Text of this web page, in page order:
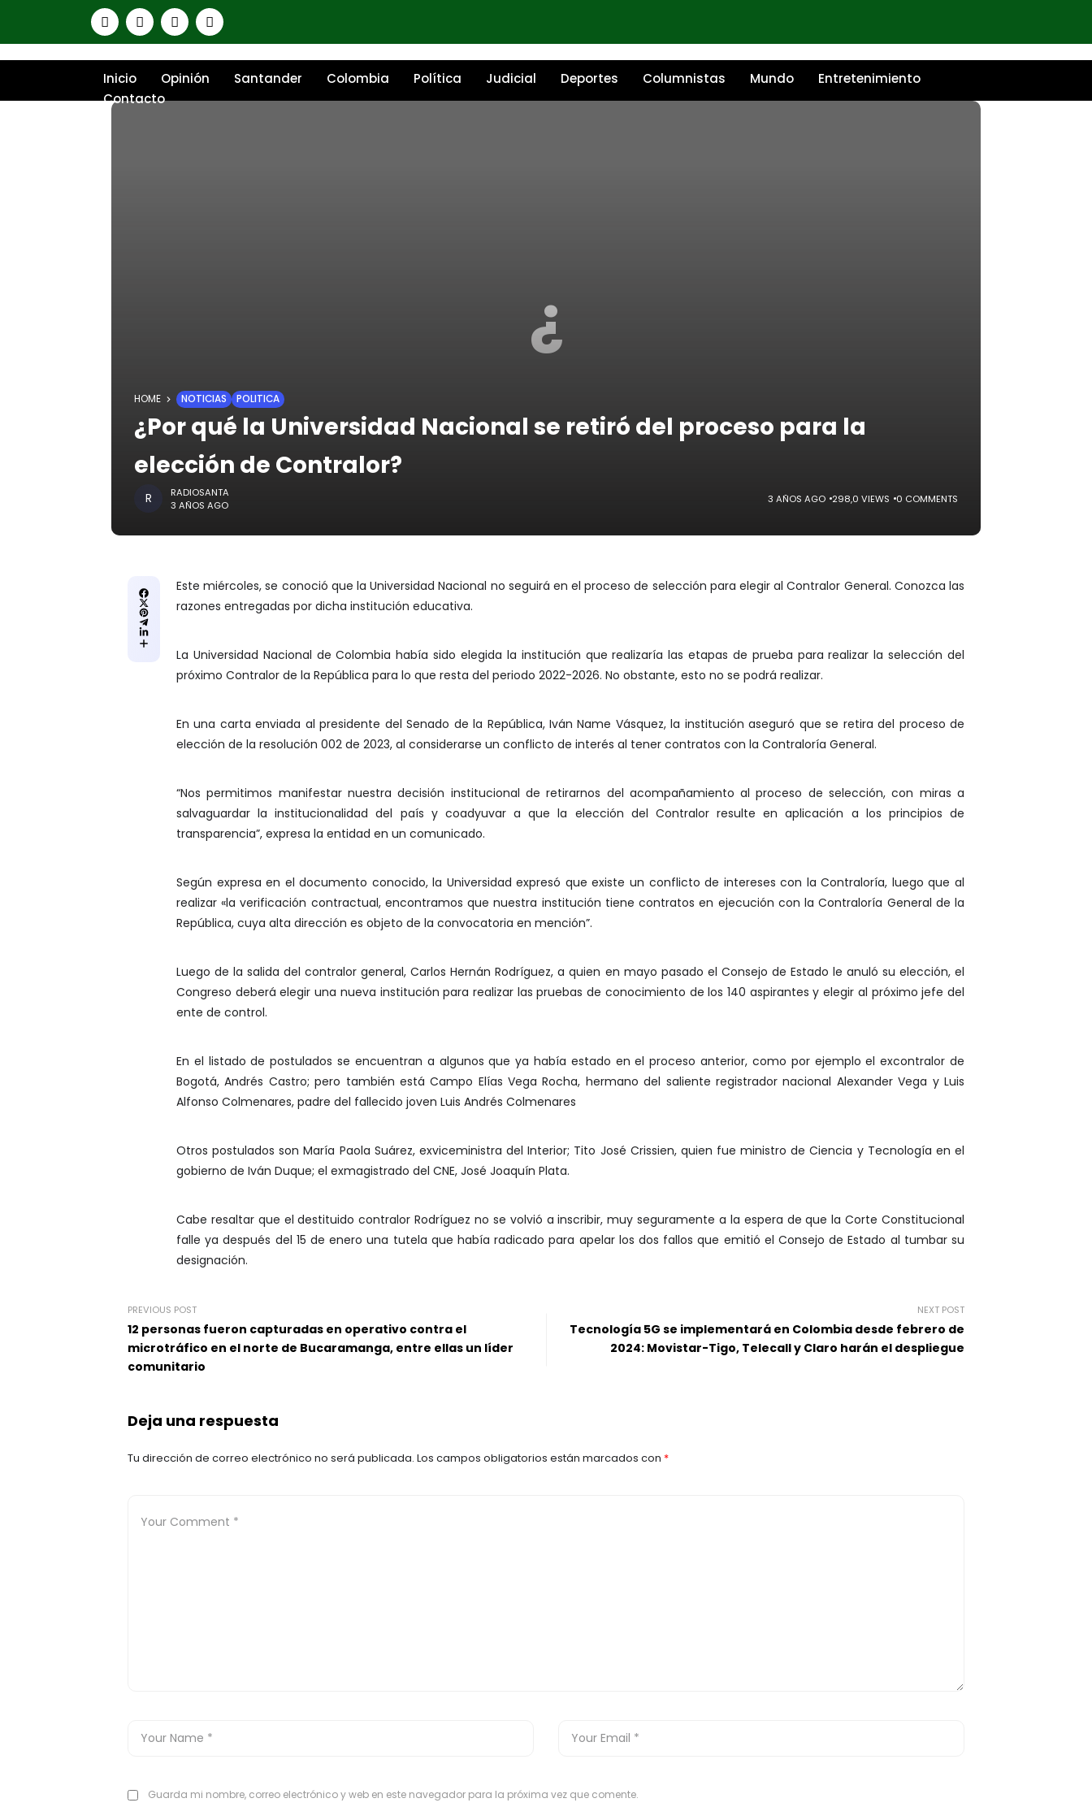
Inicio Opinión Santander Colombia Política Judicial Deportes Columnistas Mundo
Entretenimiento
Contacto
¿
HOME NOTICIAS POLITICA
¿Por qué la Universidad Nacional se retiró del proceso para la
elección de Contralor?
RADIOSANTA
3 AÑOS AGO
3 AÑOS AGO 298,0 VIEWS 0 COMMENTS
Este miércoles, se conoció que la Universidad Nacional no seguirá en el proceso de selección para elegir al Contralor General. Conozca las
razones entregadas por dicha institución educativa.
La Universidad Nacional de Colombia había sido elegida la institución que realizaría las etapas de prueba para realizar la selección del
próximo Contralor de la República para lo que resta del periodo 2022-2026. No obstante, esto no se podrá realizar.
En una carta enviada al presidente del Senado de la República, Iván Name Vásquez, la institución aseguró que se retira del proceso de
elección de la resolución 002 de 2023, al considerarse un conflicto de interés al tener contratos con la Contraloría General.
“Nos permitimos manifestar nuestra decisión institucional de retirarnos del acompañamiento al proceso de selección, con miras a
salvaguardar la institucionalidad del país y coadyuvar a que la elección del Contralor resulte en aplicación a los principios de
transparencia”, expresa la entidad en un comunicado.
Según expresa en el documento conocido, la Universidad expresó que existe un conflicto de intereses con la Contraloría, luego que al
realizar «la verificación contractual, encontramos que nuestra institución tiene contratos en ejecución con la Contraloría General de la
República, cuya alta dirección es objeto de la convocatoria en mención”.
Luego de la salida del contralor general, Carlos Hernán Rodríguez, a quien en mayo pasado el Consejo de Estado le anuló su elección, el
Congreso deberá elegir una nueva institución para realizar las pruebas de conocimiento de los 140 aspirantes y elegir al próximo jefe del
ente de control.
En el listado de postulados se encuentran a algunos que ya había estado en el proceso anterior, como por ejemplo el excontralor de
Bogotá, Andrés Castro; pero también está Campo Elías Vega Rocha, hermano del saliente registrador nacional Alexander Vega y Luis
Alfonso Colmenares, padre del fallecido joven Luis Andrés Colmenares
Otros postulados son María Paola Suárez, exviceministra del Interior; Tito José Crissien, quien fue ministro de Ciencia y Tecnología en el
gobierno de Iván Duque; el exmagistrado del CNE, José Joaquín Plata.
Cabe resaltar que el destituido contralor Rodríguez no se volvió a inscribir, muy seguramente a la espera de que la Corte Constitucional
falle ya después del 15 de enero una tutela que había radicado para apelar los dos fallos que emitió el Consejo de Estado al tumbar su
designación.
PREVIOUS POST
12 personas fueron capturadas en operativo contra el
microtráfico en el norte de Bucaramanga, entre ellas un líder
comunitario
NEXT POST
Tecnología 5G se implementará en Colombia desde febrero de
2024: Movistar-Tigo, Telecall y Claro harán el despliegue
Deja una respuesta
Tu dirección de correo electrónico no será publicada. Los campos obligatorios están marcados con *
Guarda mi nombre, correo electrónico y web en este navegador para la próxima vez que comente.